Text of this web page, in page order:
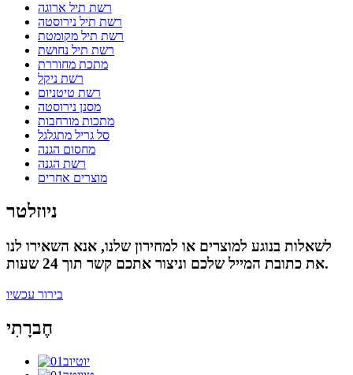
רשת תיל ארוגה
רשת תיל נירוסטה
רשת תיל מקומטת
רשת תיל נחושת
מתכת מחוררת
רשת ניקל
רשת טיטניום
מסנן נירוסטה
מתכות מורחבות
סל גריל מתגלגל
מחסום הגנה
רשת הגנה
מוצרים אחרים
ניוזלטר
לשאלות בנוגע למוצרים או למחירון שלנו, אנא השאירו לנו
את כתובת המייל שלכם וניצור אתכם קשר תוך 24 שעות.
בירור עכשיו
חֶברָתִי